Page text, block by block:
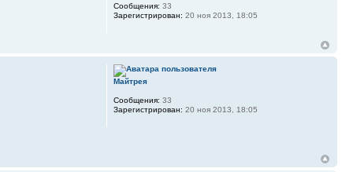
Сообщения: 33
Зарегистрирован: 20 ноя 2013, 18:05
Майтрея
Сообщения: 33
Зарегистрирован: 20 ноя 2013, 18:05